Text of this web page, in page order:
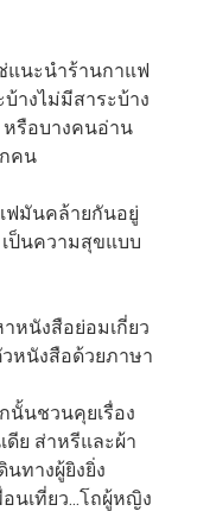
แนะนำร้านกาแฟ
างไม่มีสาระบ้าง
หรือบางคนอ่าน
คน
ฟมันคล้ายกันอยู่
ป็นความสุขแบบ
าหนังสือย่อมเกี่ยว
วหนังสือด้วยภาษา
นั้นชวนคุยเรื่อง
ดีย ส่าหรีและผ้า
ทางผู้ยิงยิ่ง
นเที่ยว...โถผู้หญิง